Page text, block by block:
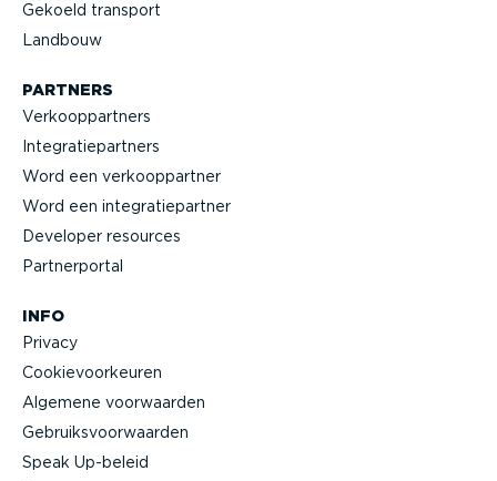
Gekoeld transport
Landbouw
PARTNERS
Verkoop­partners
Integra­tie­partners
Word een verkoop­partner
Word een integra­tie­partner
Developer resources
Partner­portal
INFO
Privacy
Cookie­voor­keuren
Algemene voorwaarden
Gebruiks­voor­waarden
Speak Up-beleid